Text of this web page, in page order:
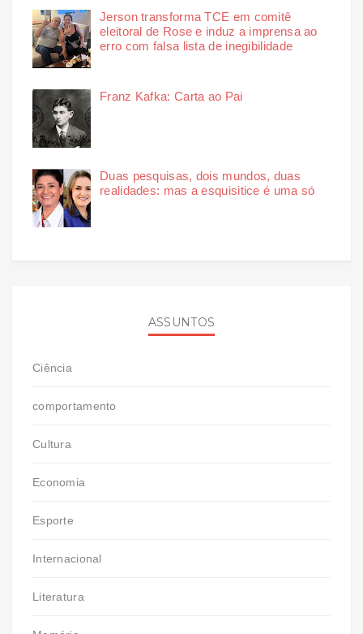
Jerson transforma TCE em comitê
eleitoral de Rose e induz a imprensa ao
erro com falsa lista de inegibilidade
Franz Kafka: Carta ao Pai
Duas pesquisas, dois mundos, duas
realidades: mas a esquisitice é uma só
ASSUNTOS
Ciência
comportamento
Cultura
Economia
Esporte
Internacional
Literatura